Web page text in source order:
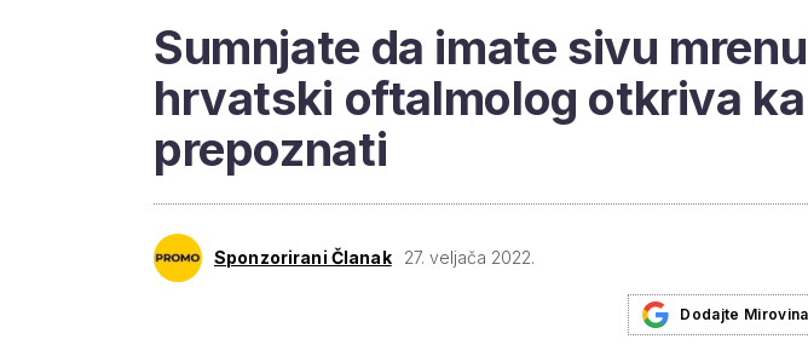
Sumnjate da imate sivu
hrvatski oftalmolog otkriva
prepoznati
Sponzorirani Članak 27. veljača 2022.
Dodajte